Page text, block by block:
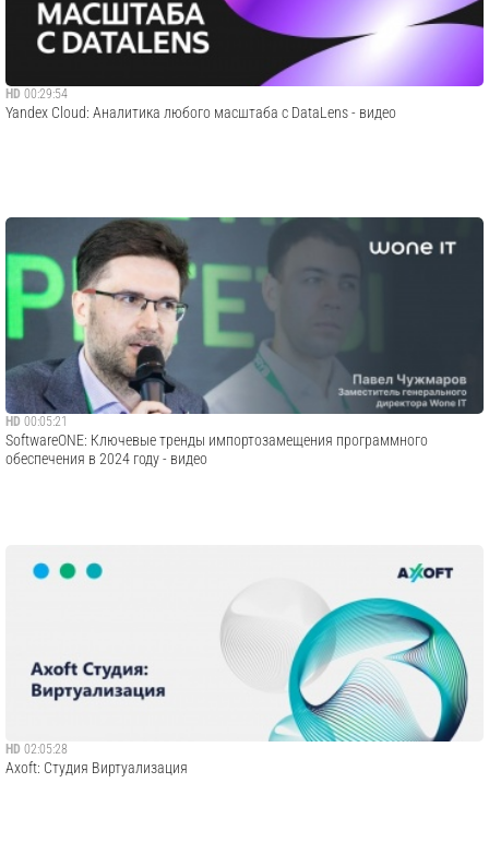
HD 00:29:54
Yandex Cloud: Аналитика любого масштаба с DataLens - видео
HD 00:05:21
SoftwareONE: Ключевые тренды импортозамещения программного
обеспечения в 2024 году - видео
HD 02:05:28
Axoft: Студия Виртуализация